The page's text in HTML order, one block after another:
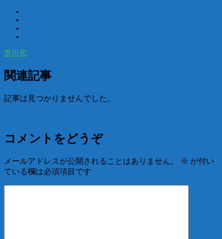
芳川充
関連記事
記事は見つかりませんでした。
コメントをどうぞ
メールアドレスが公開されることはありません。 ※ が付い
ている欄は必須項目です